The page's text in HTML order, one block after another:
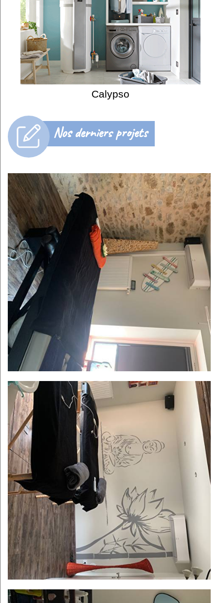
Calypso
Nos derniers projets